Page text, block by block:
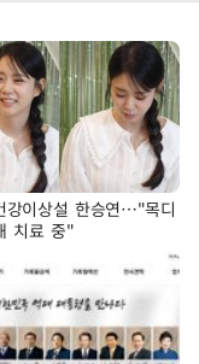
강이상설 한승연…"목디
치료 중"